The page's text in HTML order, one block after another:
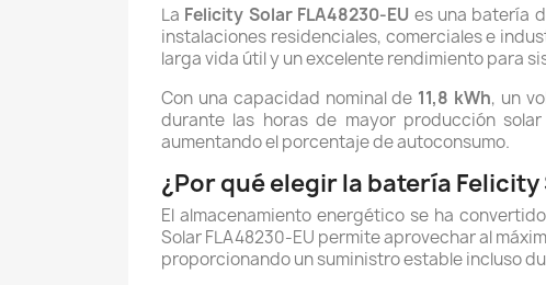
La Felicity Solar FLA48230-EU es una batería
instalaciones residenciales, comerciales e
larga vida útil y un excelente rendimiento para
Con una capacidad nominal de 11,8 kWh, un
durante las horas de mayor producción
aumentando el porcentaje de autoconsumo.
¿Por qué elegir la batería Felicity
El almacenamiento energético se ha
Solar FLA48230-EU permite aprovechar al
proporcionando un suministro estable incluso